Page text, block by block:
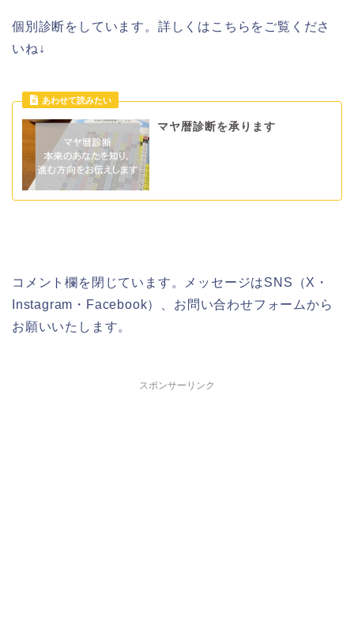
個別診断をしています。詳しくはこちらをご覧くださ
いね↓
マヤ暦診断を承ります
コメント欄を閉じています。メッセージはSNS（X・
Instagram・Facebook）、お問い合わせフォームから
お願いいたします。
スポンサーリンク